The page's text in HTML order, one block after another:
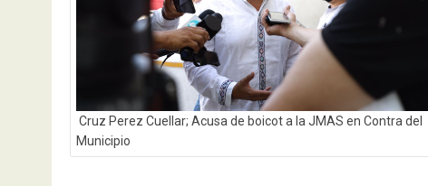
Cruz Perez Cuellar; Acusa de boicot a la JMAS en Contra del
Municipio